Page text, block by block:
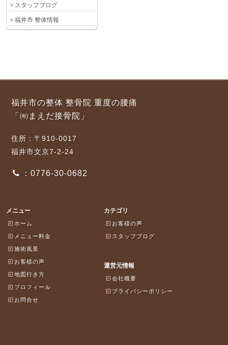
スタッフブログ
福井市 整体情報
福井市の整体 整骨院 重度の腰痛
「㈲まえだ接骨院」
住所：〒910-0017
福井市文京7-2-24
：0776-30-0682
メニュー
ホーム
メニュー料金
施術風景
お客様の声
地図行き方
プロフィール
お問合せ
カテゴリ
お客様の声
スタッフブログ
運営元情報
会社概要
プライバシーポリシー